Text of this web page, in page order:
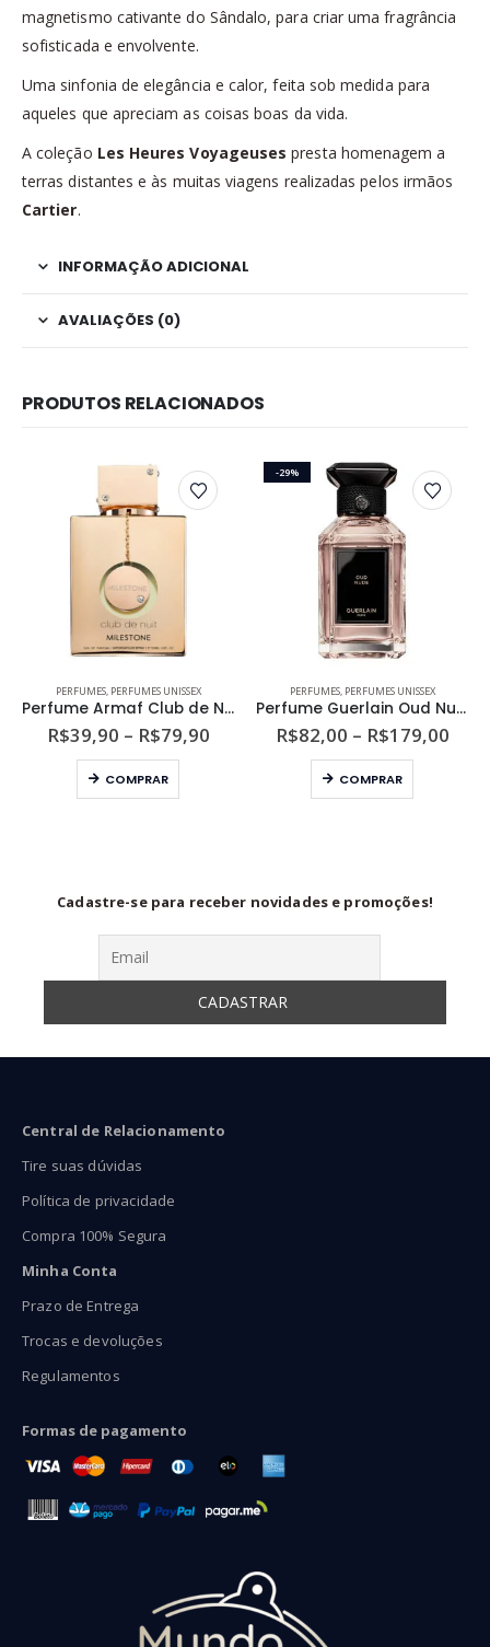
magnetismo cativante do Sândalo, para criar uma fragrância
sofisticada e envolvente.
Uma sinfonia de elegância e calor, feita sob medida para
aqueles que apreciam as coisas boas da vida.
A coleção Les Heures Voyageuses presta homenagem a
terras distantes e às muitas viagens realizadas pelos irmãos
Cartier.
INFORMAÇÃO ADICIONAL
AVALIAÇÕES (0)
PRODUTOS RELACIONADOS
PERFUMES, PERFUMES UNISSEX
Perfume Armaf Club de Nuit Milestone Unissex Eau de Parfum
R$39,90 – R$79,90Faixa
COMPRAR
Este produto tem várias variantes. As opções podem ser escolhidas na página do produto
-29%
Este produto tem várias variantes. As opções podem ser escolhidas na página do produto
PERFUMES, PERFUMES UNISSEX
Perfume Guerlain Oud Nude Unissex Eau de Parfum
R$82,00 – R$179,00
COMPRAR
Este produto tem várias variantes. As opções podem ser escolhidas na página do produto
Cadastre-se para receber novidades e promoções!
Central de Relacionamento
Tire suas dúvidas
Política de privacidade
Compra 100% Segura
Minha Conta
Prazo de Entrega
Trocas e devoluções
Regulamentos
Formas de pagamento